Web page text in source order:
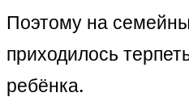
Поэтому на
приходилось
ребёнка.